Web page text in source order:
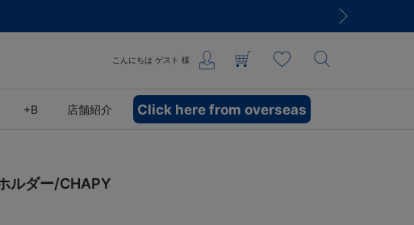
こんにちは ゲスト 様
+B 店舗紹介 Click here from overseas
ルダー/CHAPY